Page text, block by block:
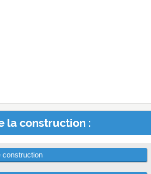
la construction :
construction